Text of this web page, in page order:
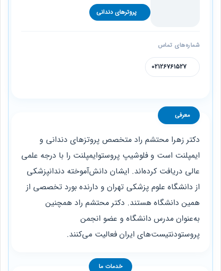
پروترهای دندانی
شماره‌های تماس
02126761527
معرفی
دکتر زهرا محتشم راد متخصص پروتزهای دندانی و
ایمپلنت است و فلوشیپ پروستوایمپلنت را با درجه علمی
عالی دریافت کرده‌اند. ایشان دانش‌آموخته دندانپزشکی
از دانشگاه علوم پزشکی تهران و دارنده بورد تخصصی از
همین دانشگاه هستند. دکتر محتشم راد همچنین
به‌عنوان مدرس دانشگاه و عضو انجمن
پروستودنتیست‌های ایران فعالیت می‌کنند.
خدمات ما